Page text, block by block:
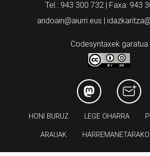
Tel.: 943 300 732 | Faxa: 943
andoain@aiurri.eus |
Codesyntaxek garatua
HONI BURUZ LEGE OHARRA
ARAUAK HARREMANETARAKO